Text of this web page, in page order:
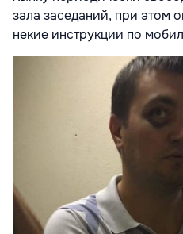
зала заседаний, при этом
некие инструкции по